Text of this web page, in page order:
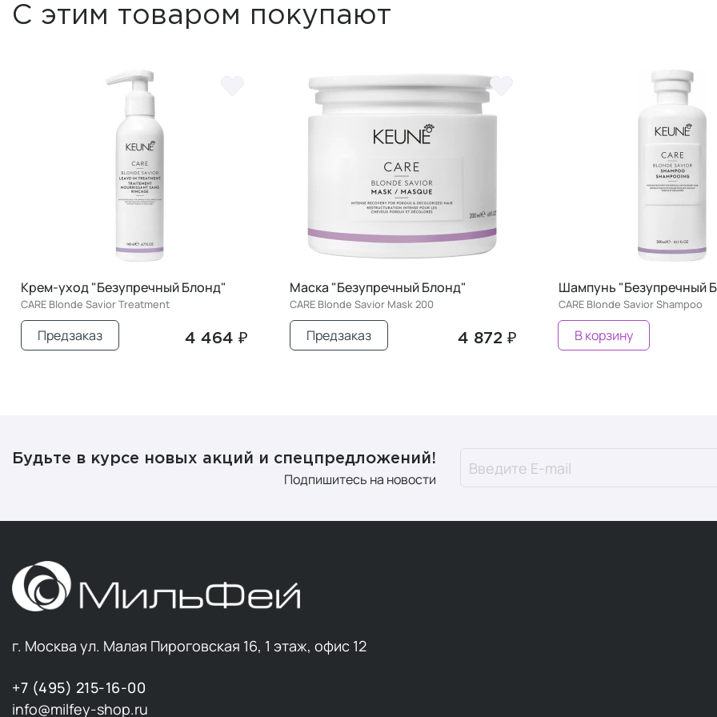
С этим товаром покупают
Крем-уход "Безупречный Блонд"
CARE Blonde Savior Treatment
4 464 ₽
Предзаказ
Маска "Безупречный Блонд"
CARE Blonde Savior Mask 200
4 872 ₽
Предзаказ
Шампунь "Безупречный
CARE Blonde Savior Shampoo
В корзину
Будьте в курсе новых акций и спецпредложений!
Подпишитесь на новости
г. Москва ул. Малая Пироговская 16, 1 этаж, офис 12
+7 (495) 215-16-00
info@milfey-shop.ru